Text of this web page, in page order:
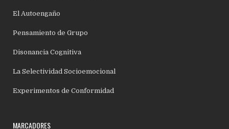
El Autoengaño
Pensamiento de Grupo
Disonancia Cognitiva
La Selectividad Socioemocional
Experimentos de Conformidad
MARCADORES